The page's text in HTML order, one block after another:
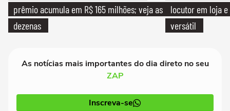
prêmio acumula em R$ 165 milhões; veja as
dezenas
locutor em loja
versátil
As notícias mais importantes do dia direto no seu
ZAP
Inscreva-se